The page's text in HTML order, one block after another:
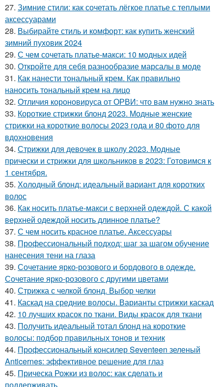
27. Зимние стили: как сочетать лёгкое платье с теплыми
аксессуарами
28. Выбирайте стиль и комфорт: как купить женский
зимний пуховик 2024
29. С чем сочетать платье-макси: 10 модных идей
30. Откройте для себя разнообразие марсалы в моде
31. Как нанести тональный крем. Как правильно
наносить тональный крем на лицо
32. Отличия короновируса от ОРВИ: что вам нужно знать
33. Короткие стрижки блонд 2023. Модные женские
стрижки на короткие волосы 2023 года и 80 фото для
вдохновения
34. Стрижки для девочек в школу 2023. Модные
прически и стрижки для школьников в 2023: Готовимся к
1 сентября.
35. Холодный блонд: идеальный вариант для коротких
волос
36. Как носить платье-макси с верхней одеждой. С какой
верхней одеждой носить длинное платье?
37. С чем носить красное платье. Аксессуары
38. Профессиональный подход: шаг за шагом обучение
нанесения тени на глаза
39. Сочетание ярко-розового и бордового в одежде.
Сочетание ярко-розового с другими цветами
40. Стрижка с челкой блонд. Выбор челки
41. Каскад на средние волосы. Варианты стрижки каскад
42. 10 лучших красок по ткани. Виды красок для ткани
43. Получить идеальный тотал блонд на короткие
волосы: подбор правильных тонов и техник
44. Профессиональный консилер Seventeen зеленый
Anticernes: эффективное решение для глаз
45. Прическа Рожки из волос: как сделать и